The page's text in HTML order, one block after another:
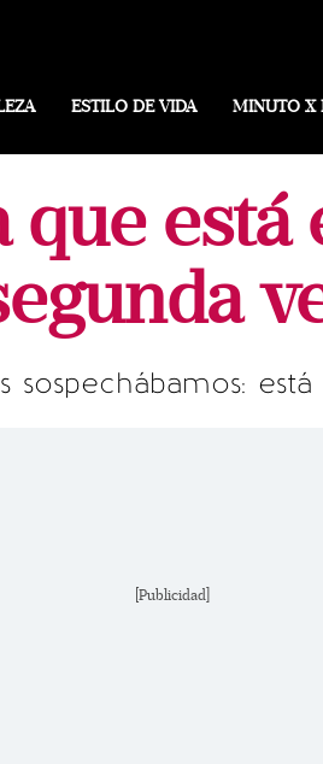
ESTILO DE VIDA MINUTO X
está
[Publicidad]